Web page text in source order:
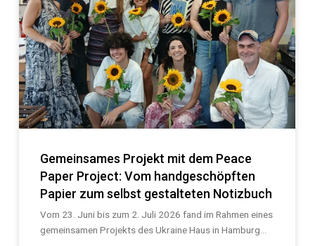
Gemeinsames Projekt mit dem Peace
Paper Project: Vom handgeschöpften
Papier zum selbst gestalteten Notizbuch
Vom 23. Juni bis zum 2. Juli 2026 fand im Rahmen eines
gemeinsamen Projekts des Ukraine Haus in Hamburg...